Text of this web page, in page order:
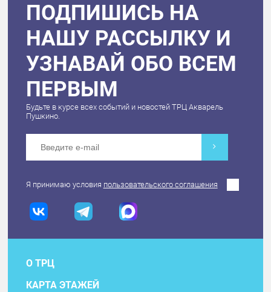
ПОДПИШИСЬ НА
НАШУ РАССЫЛКУ И
УЗНАВАЙ ОБО ВСЕМ
ПЕРВЫМ
Будьте в курсе всех событий и новостей ТРЦ Акварель
Пушкино.
Я принимаю условия пользовательского соглашения
О ТРЦ
КАРТА ЭТАЖЕЙ